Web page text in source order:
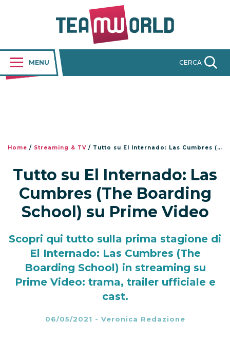
MENU CERCA
Home / Streaming & TV / Tutto su El Internado: Las Cumbres (The Boarding School) su Prime Video
Tutto su El Internado: Las
Cumbres (The Boarding
School) su Prime Video
Scopri qui tutto sulla prima stagione di
El Internado: Las Cumbres (The
Boarding School) in streaming su
Prime Video: trama, trailer ufficiale e
cast.
06/05/2021 - Veronica Redazione